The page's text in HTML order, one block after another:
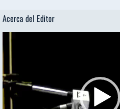
Acerca del Editor
de
vídeo